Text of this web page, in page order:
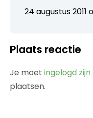
24 augustus 2011
Plaats reactie
Je moet ingelogd zijn
plaatsen.